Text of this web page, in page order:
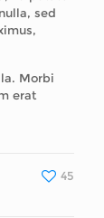
sed
Morbi
erat
45